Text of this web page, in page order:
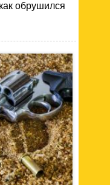
обрушился